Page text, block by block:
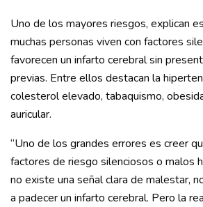
Uno de los mayores riesgos, explican
muchas personas viven con factores
favorecen un infarto cerebral sin
previas. Entre ellos destacan la
colesterol elevado, tabaquismo,
auricular.
“Uno de los grandes errores es creer
factores de riesgo silenciosos o malos
no existe una señal clara de malestar,
a padecer un infarto cerebral. Pero la